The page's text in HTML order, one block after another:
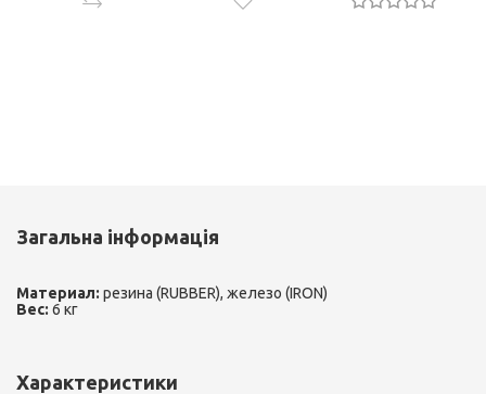
Загальна інформація
Материал: резина (RUBBER), железо (IRON)
Вес: 6 кг
Характеристики